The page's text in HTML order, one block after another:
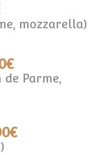
mozzarella)
Parme,